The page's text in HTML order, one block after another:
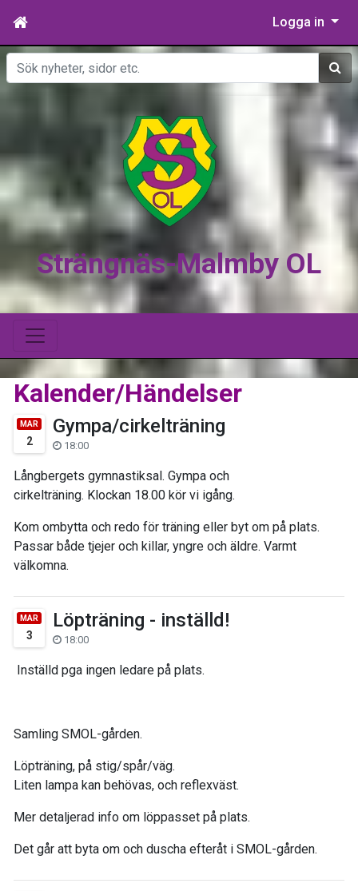
Logga in
Sök
Strängnäs-Malmby OL
Kalender/Händelser
MAR
2
Gympa/cirkelträning
18:00
Långbergets gymnastiksal. Gympa och
cirkelträning. Klockan 18.00 kör vi igång.
Kom ombytta och redo för träning eller byt om på plats.
Passar både tjejer och killar, yngre och äldre. Varmt
välkomna.
MAR
3
Löpträning - inställd!
18:00
Inställd pga ingen ledare på plats.
Samling SMOL-gården.
Löpträning, på stig/spår/väg.
Liten lampa kan behövas, och reflexväst.
Mer detaljerad info om löppasset på plats.
Det går att byta om och duscha efteråt i SMOL-gården.